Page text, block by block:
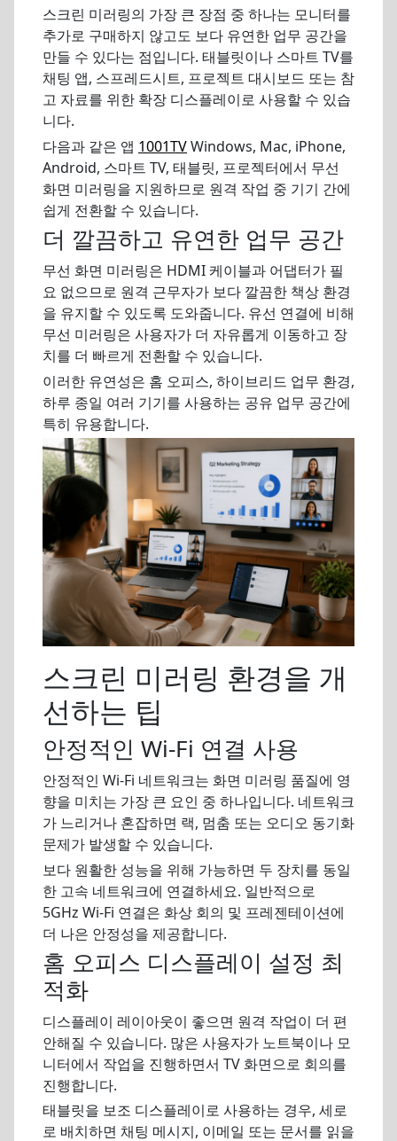
스크린 미러링의 가장 큰 장점 중 하나는 모니터를
추가로 구매하지 않고도 보다 유연한 업무 공간을
만들 수 있다는 점입니다. 태블릿이나 스마트 TV를
채팅 앱, 스프레드시트, 프로젝트 대시보드 또는 참
고 자료를 위한 확장 디스플레이로 사용할 수 있습
니다.
다음과 같은 앱 1001TVWindows, Mac, iPhone,
Android, 스마트 TV, 태블릿, 프로젝터에서 무선
화면 미러링을 지원하므로 원격 작업 중 기기 간에
쉽게 전환할 수 있습니다.
더 깔끔하고 유연한 업무 공간
무선 화면 미러링은 HDMI 케이블과 어댑터가 필
요 없으므로 원격 근무자가 보다 깔끔한 책상 환경
을 유지할 수 있도록 도와줍니다. 유선 연결에 비해
무선 미러링은 사용자가 더 자유롭게 이동하고 장
치를 더 빠르게 전환할 수 있습니다.
이러한 유연성은 홈 오피스, 하이브리드 업무 환경,
하루 종일 여러 기기를 사용하는 공유 업무 공간에
특히 유용합니다.
스크린 미러링 환경을 개
선하는 팁
안정적인 Wi-Fi 연결 사용
안정적인 Wi-Fi 네트워크는 화면 미러링 품질에 영
향을 미치는 가장 큰 요인 중 하나입니다. 네트워크
가 느리거나 혼잡하면 랙, 멈춤 또는 오디오 동기화
문제가 발생할 수 있습니다.
보다 원활한 성능을 위해 가능하면 두 장치를 동일
한 고속 네트워크에 연결하세요. 일반적으로
5GHz Wi-Fi 연결은 화상 회의 및 프레젠테이션에
더 나은 안정성을 제공합니다.
홈 오피스 디스플레이 설정 최
적화
디스플레이 레이아웃이 좋으면 원격 작업이 더 편
안해질 수 있습니다. 많은 사용자가 노트북이나 모
니터에서 작업을 진행하면서 TV 화면으로 회의를
진행합니다.
태블릿을 보조 디스플레이로 사용하는 경우, 세로
로 배치하면 채팅 메시지, 이메일 또는 문서를 읽을